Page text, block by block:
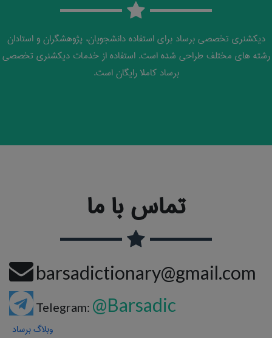
دیکشنری تخصصی برساد برای استفاده دانشجویان، پژوهشگران و استادان
رشته های مختلف طراحی شده است. استفاده از خدمات دیکشنری تخصصی
برساد کاملا رایگان است.
تماس با ما
barsadictionary@gmail.com
Telegram: @Barsadic
وبلاگ برساد